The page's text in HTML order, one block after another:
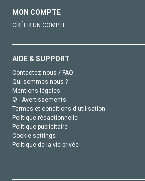
MON COMPTE
CRÉER UN COMPTE
AIDE & SUPPORT
Contactez-nous / FAQ
Qui sommes-nous ?
Mentions légales
© - Avertissements
Termes et conditions d'utilisation
Politique rédactionnelle
Politique publicitaire
Cookie settings
Politique de la vie privée